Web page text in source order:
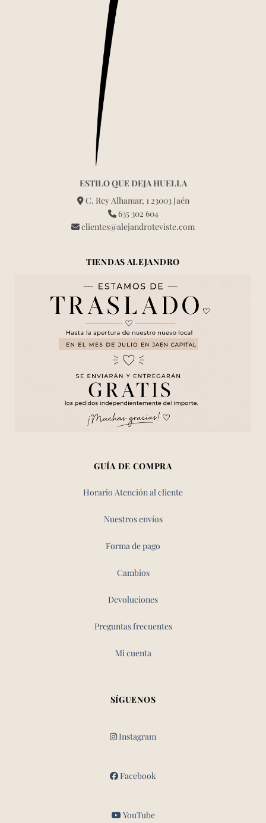
ESTILO QUE DEJA HUELLA
C. Rey Alhamar, 1 23003 Jaén
635 302 604
clientes@alejandroteviste.com
TIENDAS ALEJANDRO
GUÍA DE COMPRA
Horario Atención al cliente
Nuestros envíos
Forma de pago
Cambios
Devoluciones
Preguntas frecuentes
Mi cuenta
SÍGUENOS
Instagram
Facebook
YouTube